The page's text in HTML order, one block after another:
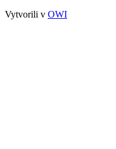
Vytvorili v OWI